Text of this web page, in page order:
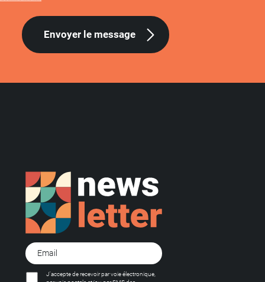
Envoyer le message
J'accepte de recevoir par voie électronique,